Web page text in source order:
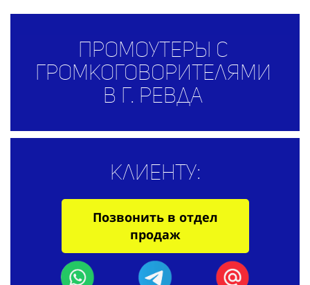
Промоутеры с
громкоговорителями
в г. Ревда
Клиенту:
Позвонить в отдел
продаж